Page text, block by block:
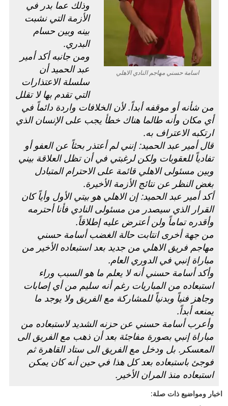
اسامة حسني مهاجم النادي الاهلي
وذلك عما بدر في
الأزمة التي نشبت
بينه وبين حسام
البدري.
ومن جانبه أكد أمير
عبد الحميد أن
سلسلة الاعتذارات
التي تقدم بها لا تقلل
من شأنه أو موقفه أبداً. لأن الخلافات واردة دائماً في
أي مكان وأنه طالما هناك خطأ يجب على الإنسان الذي
ارتكبه الاعتراف به.
قال أمير عبد الحميد: إنني لم أعتذر بحثاً عن العفو أو
تفادياً للعقوبات ولكن لرغبتي في أن تظل العلاقة بيني
وبين مسئولى الاهلي قائمة على الاحترام المتبادل
بغض النظر عن نتائج الأزمة الأخيرة.
أكد أمير عبد الحميد: إن الاهلي هو بيتي الأول وأياً كان
القرار الذي سيصدر من مسئولى النادي فأنا أحترمه
وأقدره تماماً ولن أعترض عليه إطلاقاً.
من جهة أخرى انتابت حالة الغضب أسامة حسني
مهاجم فريق الاهلي من جديد بعد استبعاده الأخير من
مباراة إنبي في الدوري العام.
وأكد أسامة حسني أنه لا يعلم ما هو السبب وراء
استبعاده من المباريات رغم أنه سليم من أي إصابات
وجاهز فنياً وبدنياً للمشاركة مع الفريق ولا يوجد ما
يمنعه أبداً.
وأعرب أسامة حسني عن حزنه الشديد لاستبعاده من
مباراة إنبي بصورة مفاجئة بعد أن ذهب مع الفريق الى
المعسكر. بل ودخل مع الفريق الى ستاد القاهرة ثم
فوجئ باستبعاده بعد كل هذا في حين أنه كان يمكن
استبعاده منذ المران الأخير.
اخبار ومواضيع ذات صلة: